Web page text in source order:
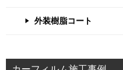
外装樹脂コート